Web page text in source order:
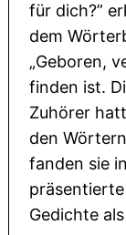
für dich?”
dem
„Geboren,
finden ist.
Zuhörer
den
fanden sie
Gedichte